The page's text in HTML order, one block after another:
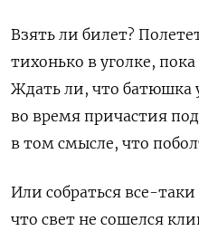
Взять ли билет?
тихонько в уголке,
Ждать ли, что батюшка
во время причастия
в том смысле, что
Или собраться все-
что свет не сошелся